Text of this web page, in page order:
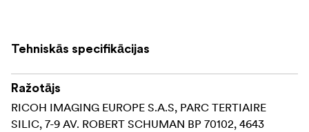
Tehniskās specifikācijas
Ražotājs
RICOH IMAGING EUROPE S.A.S, PARC TERTIAIRE
SILIC, 7-9 AV. ROBERT SCHUMAN BP 70102, 4643